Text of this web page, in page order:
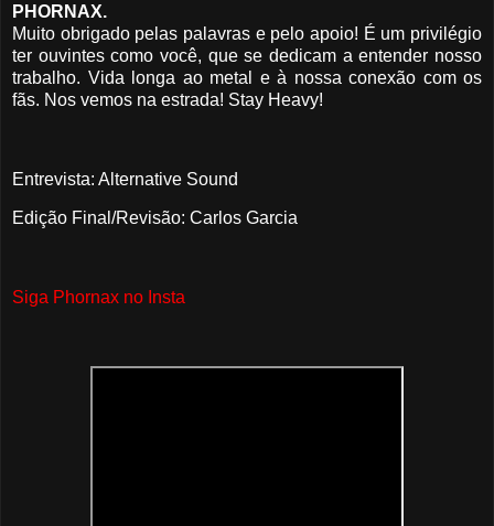
PHORNAX.
Muito obrigado pelas palavras e pelo apoio! É um privilégio
ter ouvintes como você, que se dedicam a entender nosso
trabalho. Vida longa ao metal e à nossa conexão com os
fãs. Nos vemos na estrada! Stay Heavy!
Entrevista: Alternative Sound
Edição Final/Revisão: Carlos Garcia
Siga Phornax no Insta